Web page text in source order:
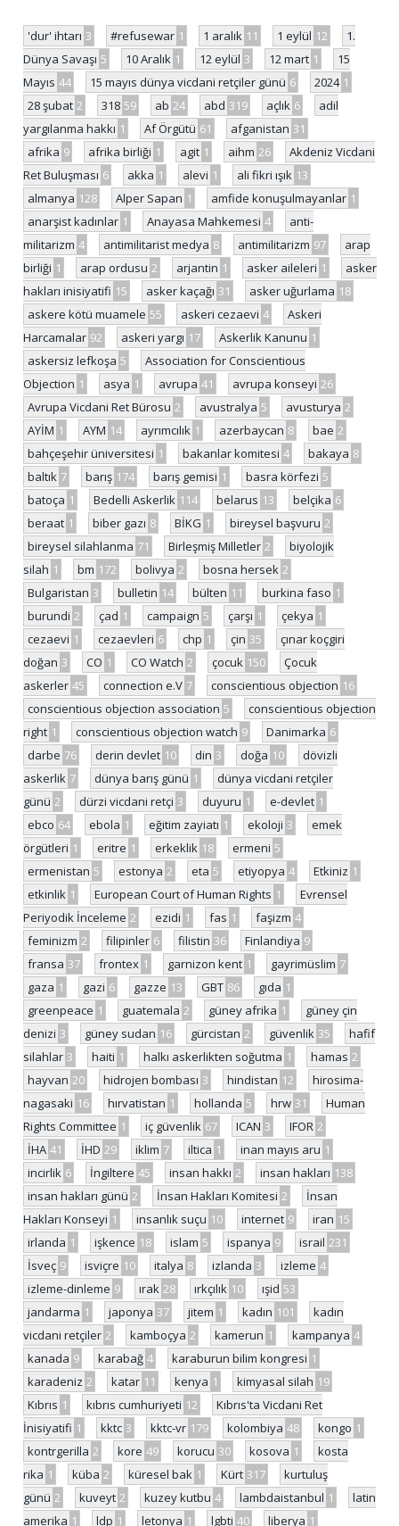
'dur' ihtarı 3 #refusewar 1 1 aralık 11 1 eylül 12
1.
Dünya Savaşı 5 10 Aralık 1 12 eylül 3 12 mart 1
15
Mayıs 44 15 mayıs dünya vicdani retçiler günü 6 2024 1
28 şubat 2 318 59 ab 24 abd 319 açlık 6
adil
yargılanma hakkı 1 Af Örgütü 61 afganistan 31
afrika 9 afrika birliği 1 agit 1 aihm 26
Akdeniz Vicdani
Ret Buluşması 6 akka 1 alevi 1 ali fikri ışık 13
almanya 128 Alper Sapan 1 amfide konuşulmayanlar 1
anarşist kadınlar 1 Anayasa Mahkemesi 4
anti-
militarizm 4 antimilitarist medya 8 antimilitarizm 97
arap
birliği 1 arap ordusu 2 arjantin 1 asker aileleri 1
asker
hakları inisiyatifi 15 asker kaçağı 31 asker uğurlama 18
askere kötü muamele 55 askeri cezaevi 4
Askeri
Harcamalar 92 askeri yargı 17 Askerlik Kanunu 1
askersiz lefkoşa 5
Association for Conscientious
Objection 1 asya 1 avrupa 41 avrupa konseyi 26
Avrupa Vicdani Ret Bürosu 2 avustralya 5 avusturya 2
AYİM 1 AYM 14 ayrımcılık 1 azerbaycan 8 bae 2
bahçeşehir üniversitesi 1 bakanlar komitesi 4 bakaya 8
baltık 7 barış 174 barış gemisi 1 basra körfezi 5
batoça 1 Bedelli Askerlik 114 belarus 13 belçika 6
beraat 1 biber gazı 8 BİKG 1 bireysel başvuru 2
bireysel silahlanma 71 Birleşmiş Milletler 2
biyolojik
silah 1 bm 172 bolivya 2 bosna hersek 2
Bulgaristan 3 bulletin 14 bülten 11 burkina faso 1
burundi 2 çad 1 campaign 5 çarşı 1 çekya 1
cezaevi 1 cezaevleri 6 chp 1 çin 35
çınar koçgiri
doğan 3 CO 1 CO Watch 2 çocuk 150
Çocuk
askerler 45 connection e.V 7 conscientious objection 16
conscientious objection association 5
conscientious objection
right 1 conscientious objection watch 9 Danimarka 6
darbe 76 derin devlet 10 din 3 doğa 10
dövizli
askerlik 7 dünya barış günü 1
dünya vicdani retçiler
günü 2 dürzi vicdani retçi 3 duyuru 1 e-devlet 1
ebco 64 ebola 1 eğitim zayiatı 1 ekoloji 3
emek
örgütleri 1 eritre 1 erkeklik 18 ermeni 5
ermenistan 5 estonya 2 eta 5 etiyopya 4 Etkiniz 1
etkinlik 1 European Court of Human Rights 1
Evrensel
Periyodik İnceleme 2 ezidi 1 fas 1 faşizm 4
feminizm 2 filipinler 6 filistin 36 Finlandiya 9
fransa 37 frontex 1 garnizon kent 1 gayrimüslim 7
gaza 1 gazi 6 gazze 13 GBT 86 gıda 1
greenpeace 1 guatemala 2 güney afrika 1
güney çin
denizi 3 güney sudan 16 gürcistan 2 güvenlik 35
hafif
silahlar 3 haiti 1 halkı askerlikten soğutma 1 hamas 2
hayvan 20 hidrojen bombası 3 hindistan 12
hirosima-
nagasaki 16 hırvatistan 1 hollanda 5 hrw 31
Human
Rights Committee 1 iç güvenlik 67 ICAN 3 IFOR 2
İHA 41 İHD 29 iklim 7 iltica 1 inan mayıs aru 1
incirlik 6 İngiltere 45 insan hakkı 2 insan hakları 138
insan hakları günü 2 İnsan Hakları Komitesi 2
İnsan
Hakları Konseyi 1 insanlık suçu 10 internet 9 iran 15
irlanda 1 işkence 18 islam 5 ispanya 9 israil 231
İsveç 9 isviçre 10 italya 8 izlanda 3 izleme 4
izleme-dinleme 9 ırak 28 ırkçılık 10 ışid 53
jandarma 1 japonya 37 jitem 1 kadın 101
kadın
vicdani retçiler 2 kamboçya 2 kamerun 1 kampanya 4
kanada 9 karabağ 4 karaburun bilim kongresi 1
karadeniz 2 katar 11 kenya 1 kimyasal silah 19
Kıbrıs 1 kıbrıs cumhuriyeti 12
Kıbrıs'ta Vicdani Ret
İnisiyatifi 1 kktc 3 kktc-vr 179 kolombiya 48 kongo 1
kontrgerilla 2 kore 49 korucu 30 kosova 1
kosta
rika 1 küba 2 küresel bak 1 Kürt 317
kurtuluş
günü 2 kuveyt 2 kuzey kutbu 4 lambdaistanbul 1
latin
amerika 1 ldp 1 letonya 1 lgbti 40 liberya 1